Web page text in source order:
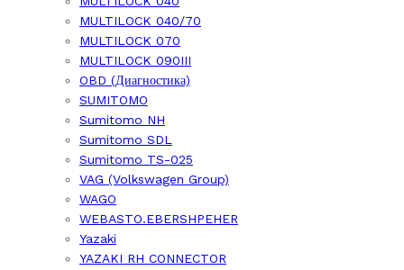
MULTILOCK 040/70
MULTILOCK 070
MULTILOCK 090III
OBD (Диагностика)
SUMITOMO
Sumitomo NH
Sumitomo SDL
Sumitomo TS-025
VAG (Volkswagen Group)
WAGO
WEBASTO.EBERSHPEHER
Yazaki
YAZAKI RH CONNECTOR